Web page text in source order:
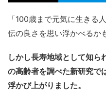
「100歳まで元気に生きる
伝の良さを思い浮かべるか
しかし長寿地域として知ら
の高齢者を調べた新研究で
浮かび上がりました。